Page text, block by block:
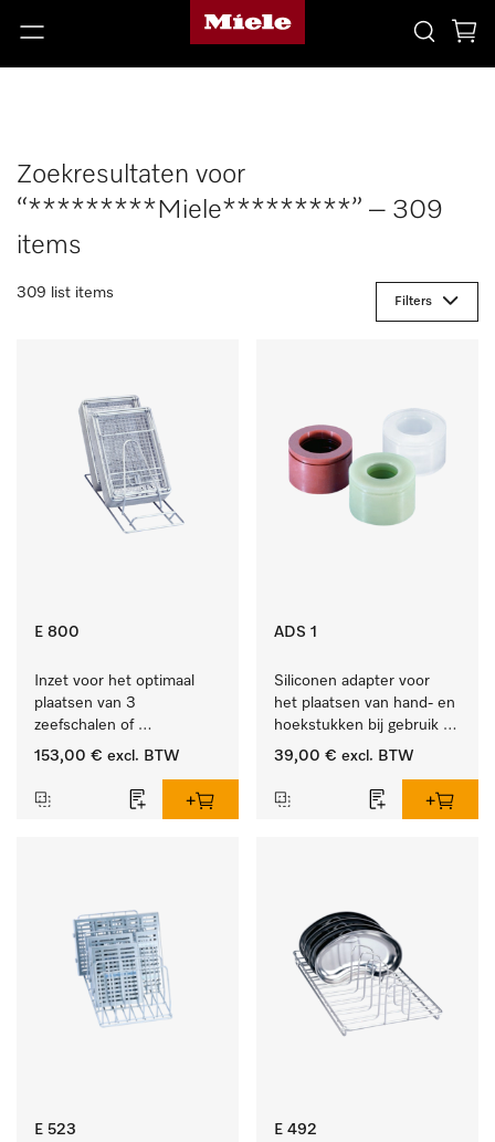
Zoekresultaten voor
“*********Miele*********” – 309
items
309 list items
Filters
E 800
Inzet voor het optimaal
plaatsen van 3
zeefschalen of
nierbekkens.
153,00 € excl. BTW
ADS 1
Siliconen adapter voor
het plaatsen van hand- en
hoekstukken bij gebruik
van AUF 1 of AUF 2.
39,00 € excl. BTW
E 523 E 492